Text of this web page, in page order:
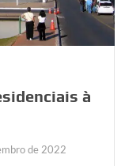
à
de 2022